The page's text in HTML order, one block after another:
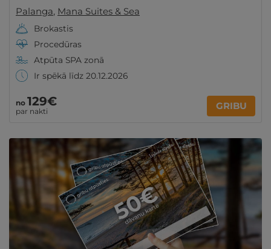
Palanga, Mana Suites & Sea
Brokastis
Procedūras
Atpūta SPA zonā
Ir spēkā līdz 20.12.2026
no 129€
par nakti GRIBU